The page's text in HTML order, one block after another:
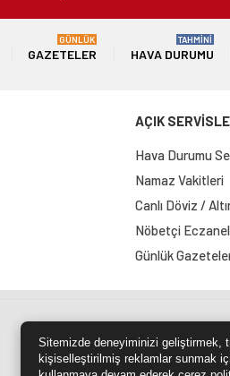
GAZETELER
GÜNLÜK
HAVA DURUMU
TAHMİNİ
AÇIK
Hava Durumu
Namaz Vakitleri
Canlı Döviz /
Nöbetçi
Günlük
Site Haritası RSS Kaynağı
Sitemizde deneyiminizi geliştirmek,
kişiselleştirilmiş reklamlar sunmak